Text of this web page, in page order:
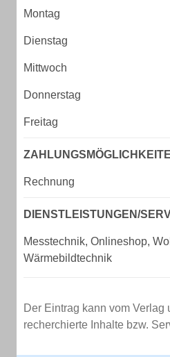
Montag
Dienstag
Mittwoch
Donnerstag
Freitag
Rechnung
DIENSTLEISTUNGEN/
Messtechnik, Onlineshop,
Wärmebildtechnik
Der Eintrag kann vom Verlag
recherchierte Inhalte bzw.